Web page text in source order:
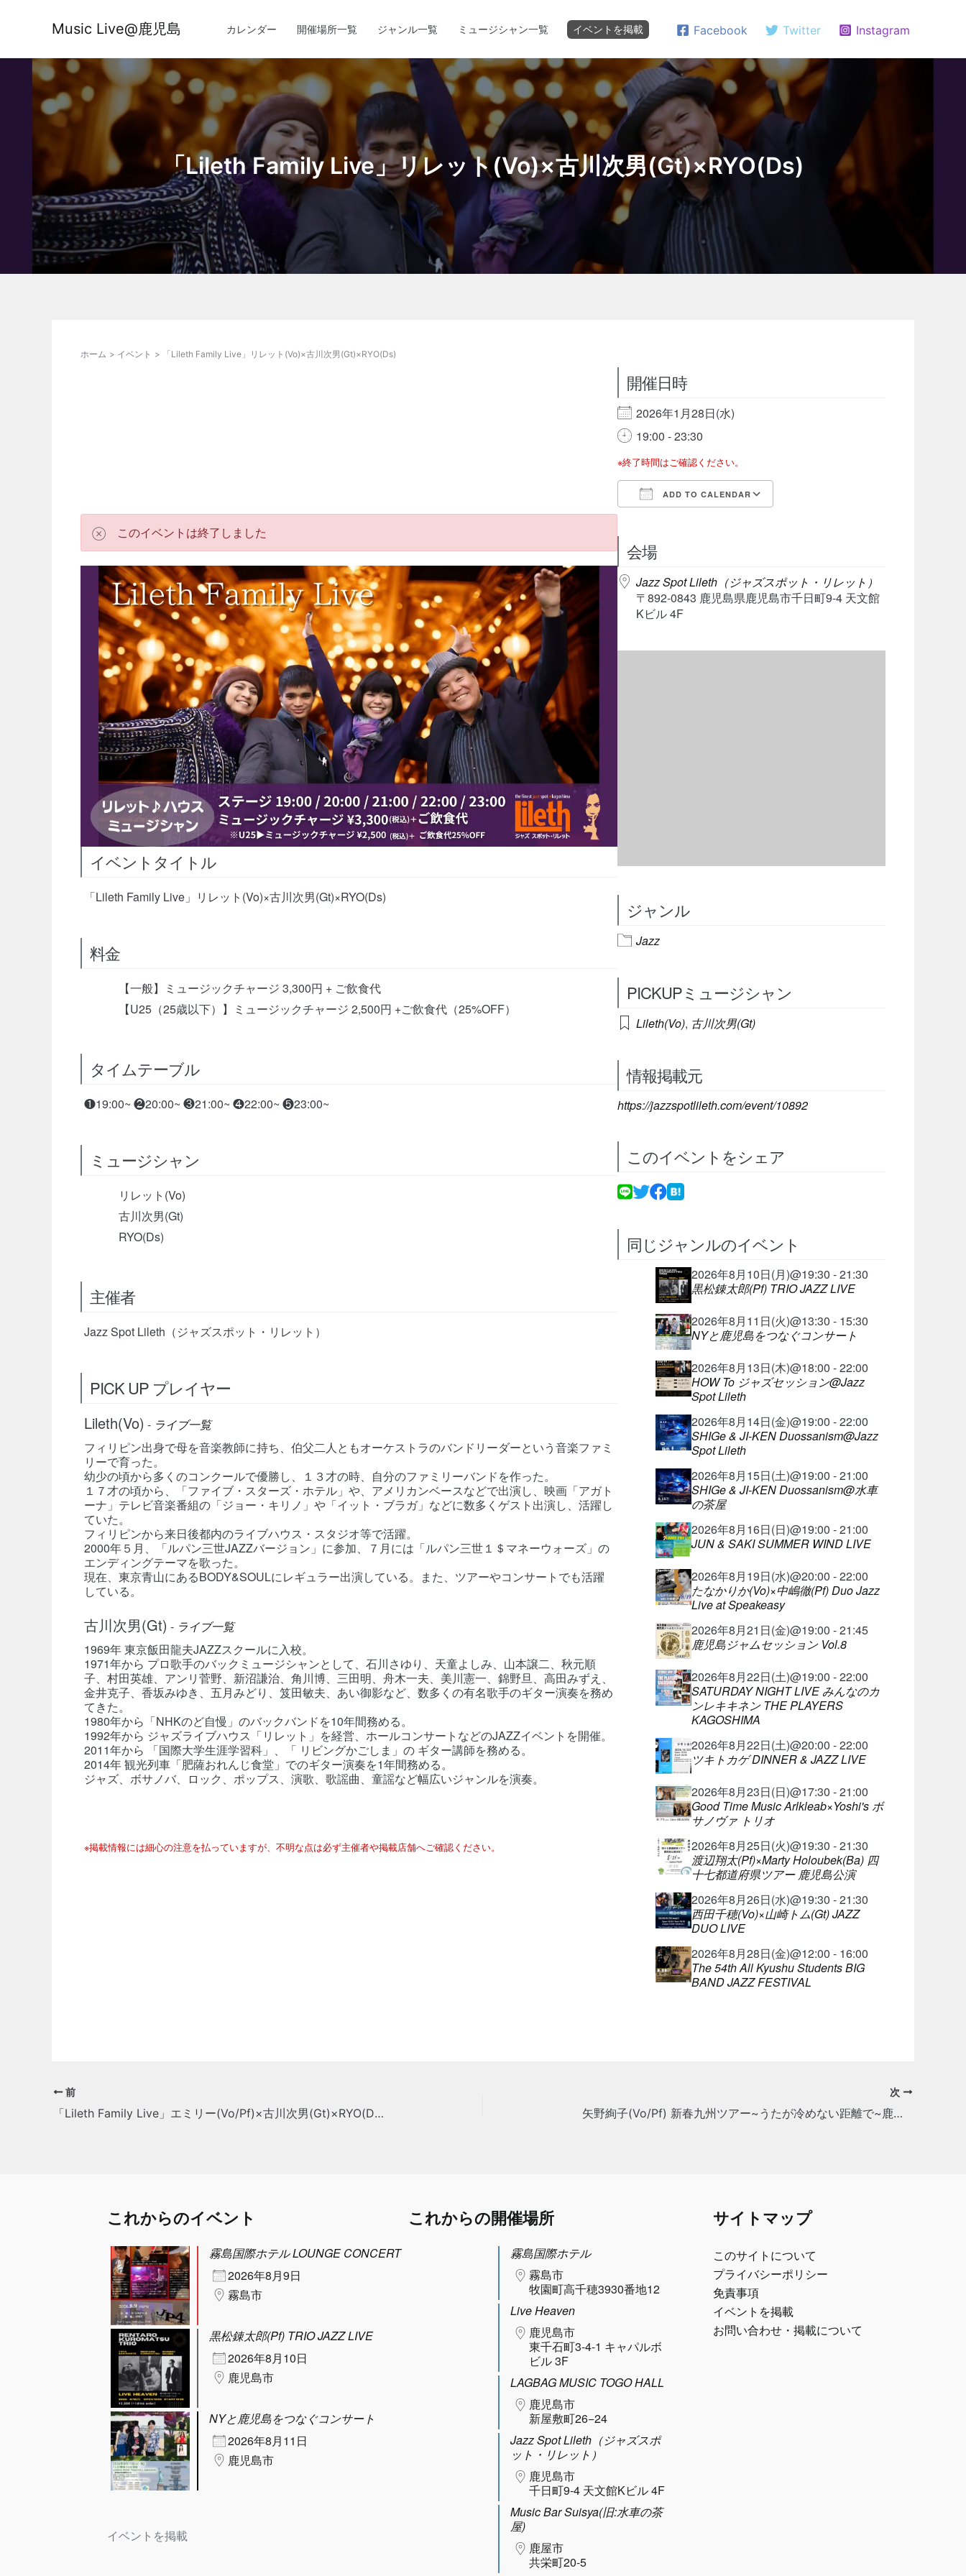
Music Live@鹿児島 カレンダー 開催場所一覧 ジャンル一覧 ミュージシャン一覧 イベントを掲載 Facebook Twitter Instagram
「Lileth Family Live」リレット(Vo)×古川次男(Gt)×RYO(Ds)
ホーム イベント 「Lileth Family Live」リレット(Vo)×古川次男(Gt)×RYO(Ds)
このイベントは終了しました
イベントタイトル
「Lileth Family Live」リレット(Vo)×古川次男(Gt)×RYO(Ds)
料金
【一般】ミュージックチャージ 3,300円 + ご飲食代
【U25（25歳以下）】ミュージックチャージ 2,500円 +ご飲食代（25%OFF）
タイムテーブル
❶19:00~ ❷20:00~ ❸21:00~ ❹22:00~ ❺23:00~
ミュージシャン
リレット(Vo)
古川次男(Gt)
RYO(Ds)
主催者
Jazz Spot Lileth（ジャズスポット・リレット）
PICK UP プレイヤー
Lileth(Vo) - ライブ一覧
フィリピン出身で母を音楽教師に持ち、伯父二人ともオーケストラのバンドリーダーという音楽ファミ
リーで育った。
幼少の頃から多くのコンクールで優勝し、１３才の時、自分のファミリーバンドを作った。
１７才の頃から、「ファイブ・スターズ・ホテル」や、アメリカンベースなどで出演し、映画「アガト
ーナ」テレビ音楽番組の「ジョー・キリノ」や「イット・ブラガ」などに数多くゲスト出演し、活躍し
ていた。
フィリピンから来日後都内のライブハウス・スタジオ等で活躍。
2000年５月、「ルパン三世JAZZバージョン」に参加、７月には「ルパン三世１＄マネーウォーズ」の
エンディングテーマを歌った。
現在、東京青山にあるBODY&SOULにレギュラー出演している。また、ツアーやコンサートでも活躍
している。
古川次男(Gt) - ライブ一覧
1969年 東京飯田龍夫JAZZスクールに入校。
1971年から プロ歌手のバックミュージシャンとして、石川さゆり、天童よしみ、山本譲二、秋元順
子、村田英雄、アンリ菅野、新沼謙治、角川博、三田明、舟木一夫、美川憲一、錦野旦、高田みずえ、
金井克子、香坂みゆき、五月みどり、笈田敏夫、あい御影など、数多くの有名歌手のギター演奏を務め
てきた。
1980年から「NHKのど自慢」のバックバンドを10年間務める。
1992年から ジャズライブハウス「リレット」を経営、ホールコンサートなどのJAZZイベントを開催。
2011年から 「国際大学生涯学習科」、「 リビングかごしま」の ギター講師を務める。
2014年 観光列車「肥薩おれんじ食堂」でのギター演奏を1年間務める。
ジャズ、ボサノバ、ロック、ポップス、演歌、歌謡曲、童謡など幅広いジャンルを演奏。
※掲載情報には細心の注意を払っていますが、不明な点は必ず主催者や掲載店舗へご確認ください。
開催日時
2026年1月28日(水)
19:00 - 23:30
※終了時間はご確認ください。
ADD TO CALENDAR
会場
Jazz Spot Lileth（ジャズスポット・リレット）
〒892-0843 鹿児島県鹿児島市千日町9-4 天文館
Kビル 4F
ジャンル
Jazz
PICKUPミュージシャン
Lileth(Vo), 古川次男(Gt)
情報掲載元
https://jazzspotlileth.com/event/10892
このイベントをシェア
同じジャンルのイベント
2026年8月10日(月)@19:30 - 21:30
黒松錬太郎(Pf) TRIO JAZZ LIVE
2026年8月11日(火)@13:30 - 15:30
NYと鹿児島をつなぐコンサート
2026年8月13日(木)@18:00 - 22:00
HOW To ジャズセッション@Jazz
Spot Lileth
2026年8月14日(金)@19:00 - 22:00
SHIGe & JI-KEN Duossanism@Jazz
Spot Lileth
2026年8月15日(土)@19:00 - 21:00
SHIGe & JI-KEN Duossanism@水車
の茶屋
2026年8月16日(日)@19:00 - 21:00
JUN & SAKI SUMMER WIND LIVE
2026年8月19日(水)@20:00 - 22:00
たなかりか(Vo)×中嶋徹(Pf) Duo Jazz
Live at Speakeasy
2026年8月21日(金)@19:00 - 21:45
鹿児島ジャムセッション Vol.8
2026年8月22日(土)@19:00 - 22:00
SATURDAY NIGHT LIVE みんなのカ
ンレキキネン THE PLAYERS
KAGOSHIMA
2026年8月22日(土)@20:00 - 22:00
ツキトカゲ DINNER & JAZZ LIVE
2026年8月23日(日)@17:30 - 21:00
Good Time Music Arlkleab×Yoshi's ボ
サノヴァ トリオ
2026年8月25日(火)@19:30 - 21:30
渡辺翔太(Pf)×Marty Holoubek(Ba) 四
十七都道府県ツアー 鹿児島公演
2026年8月26日(水)@19:30 - 21:30
西田千穂(Vo)×山崎トム(Gt) JAZZ
DUO LIVE
2026年8月28日(金)@12:00 - 16:00
The 54th All Kyushu Students BIG
BAND JAZZ FESTIVAL
前
「Lileth Family Live」エミリー(Vo/Pf)×古川次男(Gt)×RYO(Ds)
次
矢野絢子(Vo/Pf) 新春九州ツアー~うたが冷めない距離で~鹿児島/鹿屋 bocchi
これからのイベント
霧島国際ホテル LOUNGE CONCERT
2026年8月9日
霧島市
黒松錬太郎(Pf) TRIO JAZZ LIVE
2026年8月10日
鹿児島市
NYと鹿児島をつなぐコンサート
2026年8月11日
鹿児島市
イベントを掲載
これからの開催場所
霧島国際ホテル
霧島市
牧園町高千穂3930番地12
Live Heaven
鹿児島市
東千石町3-4-1 キャパルボ
ビル 3F
LAGBAG MUSIC TOGO HALL
鹿児島市
新屋敷町26−24
Jazz Spot Lileth（ジャズスポ
ット・リレット）
鹿児島市
千日町9-4 天文館Kビル 4F
Music Bar Suisya(旧:水車の茶
屋)
鹿屋市
共栄町20-5
サイトマップ
このサイトについて
プライバシーポリシー
免責事項
イベントを掲載
お問い合わせ・掲載について